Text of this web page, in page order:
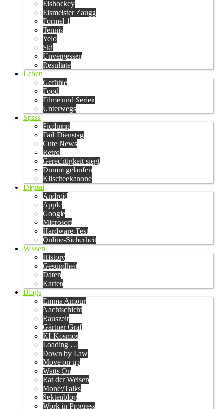
Eishockey
Eismeister Zaugg
Formel 1
Tennis
Velo
Ski
Unvergessen
Resultate
Leben
Gefühle
Food
Filme und Serien
Unterwegs
Spass
Picdump
Fail-Dienstag
Cute News
Retro
Gerechtigkeit siegt
Dumm gelaufen
Klischeekanone
Digital
Android
Apple
Google
Microsoft
Hardware-Test
Online-Sicherheit
Wissen
History
Gesundheit
Daten
Karten
Blogs
Emma Amour
Nachtschicht
Rauszeit
Gärtner Graf
KI-Kosmos
Loading …
Down by Law
Move on up
Watts On
Rat der Weisen
MoneyTalks
Sektenblog
Work in Progress